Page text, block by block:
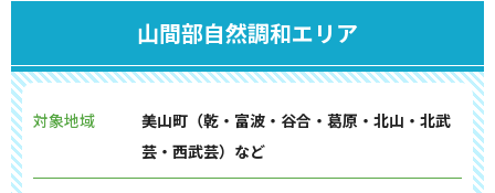
山間部自然調和エリア
対象地域
美山町（乾・富波・谷合・葛原・北山・北武
芸・西武芸）など